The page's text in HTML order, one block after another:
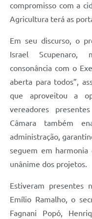
compromisso com a
Agricultura terá as
Em seu discurso, o
Israel Scupenaro,
consonância com o
aberta para todos”,
que aproveitou a
vereadores
Câmara também
administração,
seguem em harmonia
unânime dos projetos.
Estiveram presentes
Emílio Ramalho, o
Fagnani Popó,